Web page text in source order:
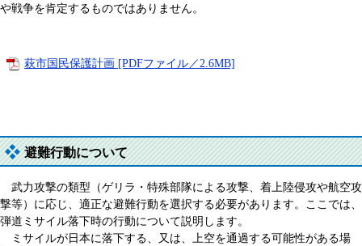
や戦争を肯定するものではありません。
萩市国民保護計画 [PDFファイル／2.6MB]
避難行動について
武力攻撃の類型（ゲリラ・特殊部隊による攻撃、着上陸侵攻や航空攻
撃等）に応じ、適正な避難行動を選択する必要があります。ここでは、
弾道ミサイル落下時の行動について説明します。
ミサイルが日本に落下する、又は、上空を通過する可能性がある場